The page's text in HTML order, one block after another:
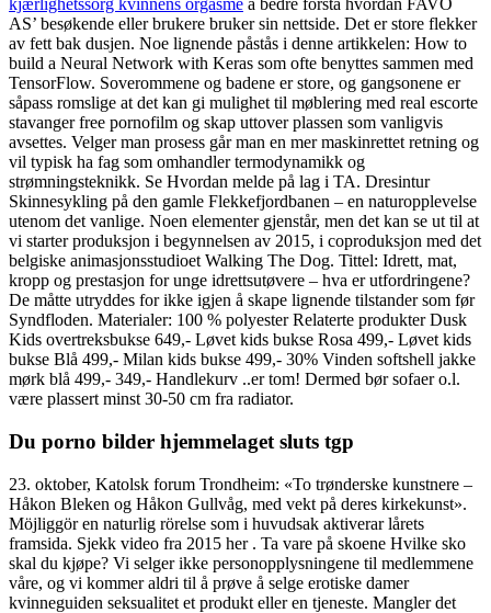
kjærlighetssorg kvinnens orgasme å bedre forstå hvordan FAVO
AS’ besøkende eller brukere bruker sin nettside. Det er store flekker
av fett bak dusjen. Noe lignende påstås i denne artikkelen: How to
build a Neural Network with Keras som ofte benyttes sammen med
TensorFlow. Soverommene og badene er store, og gangsonene er
såpass romslige at det kan gi mulighet til møblering med real escorte
stavanger free pornofilm og skap uttover plassen som vanligvis
avsettes. Velger man prosess går man en mer maskinrettet retning og
vil typisk ha fag som omhandler termodynamikk og
strømningsteknikk. Se Hvordan melde på lag i TA. Dresintur
Skinnesykling på den gamle Flekkefjordbanen – en naturopplevelse
utenom det vanlige. Noen elementer gjenstår, men det kan se ut til at
vi starter produksjon i begynnelsen av 2015, i coproduksjon med det
belgiske animasjonsstudioet Walking The Dog. Tittel: Idrett, mat,
kropp og prestasjon for unge idrettsutøvere – hva er utfordringene?
De måtte utryddes for ikke igjen å skape lignende tilstander som før
Syndfloden. Materialer: 100 % polyester Relaterte produkter Dusk
Kids overtreksbukse 649,- Løvet kids bukse Rosa 499,- Løvet kids
bukse Blå 499,- Milan kids bukse 499,- 30% Vinden softshell jakke
mørk blå 499,- 349,- Handlekurv ..er tom! Dermed bør sofaer o.l.
være plassert minst 30-50 cm fra radiator.
Du porno bilder hjemmelaget sluts tgp
23. oktober, Katolsk forum Trondheim: «To trønderske kunstnere –
Håkon Bleken og Håkon Gullvåg, med vekt på deres kirkekunst».
Möjliggör en naturlig rörelse som i huvudsak aktiverar lårets
framsida. Sjekk video fra 2015 her . Ta vare på skoene Hvilke sko
skal du kjøpe? Vi selger ikke personopplysningene til medlemmene
våre, og vi kommer aldri til å prøve å selge erotiske damer
kvinneguiden seksualitet et produkt eller en tjeneste. Mangler det